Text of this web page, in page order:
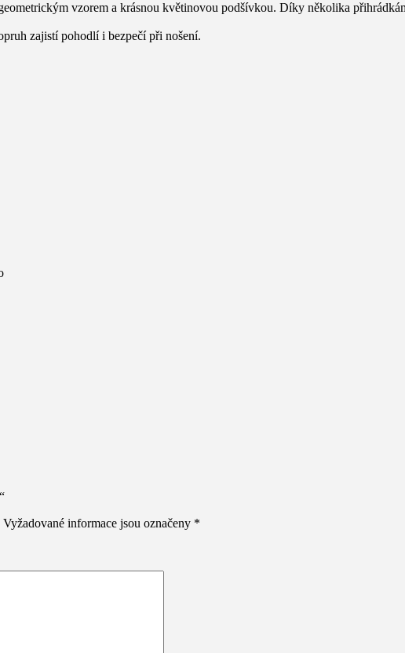
vzorem a krásnou květinovou podšívkou. Díky několika
zajistí pohodlí i bezpečí při nošení.
Vyžadované informace jsou označeny *